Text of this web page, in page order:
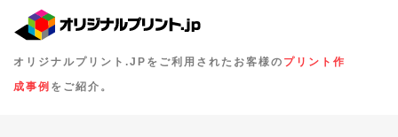
オリジナルプリント.JPをご利用されたお客様の プリント作
成事例 をご紹介。